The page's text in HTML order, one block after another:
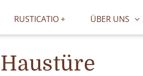
RUSTICATIO + ÜBER UNS
Haustüre